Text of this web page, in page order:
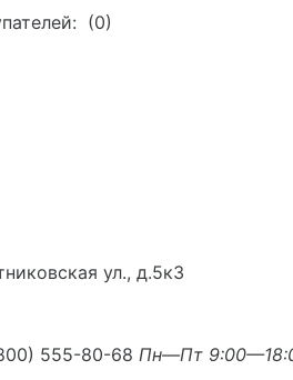
(0)
ул., д.5к3
555-80-68 Пн—Пт